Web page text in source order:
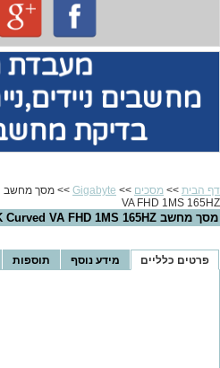
מעבדת
מחשבים
בדיקת
דף הבית >> מסכים >>
Gigabyte
VA FHD 1MS 165HZ
מסך מחשב Gigabyte Aorus G27FC-EK Curved VA FHD 1MS 165HZ
פרטים כלליים מידע נוסף תוספות